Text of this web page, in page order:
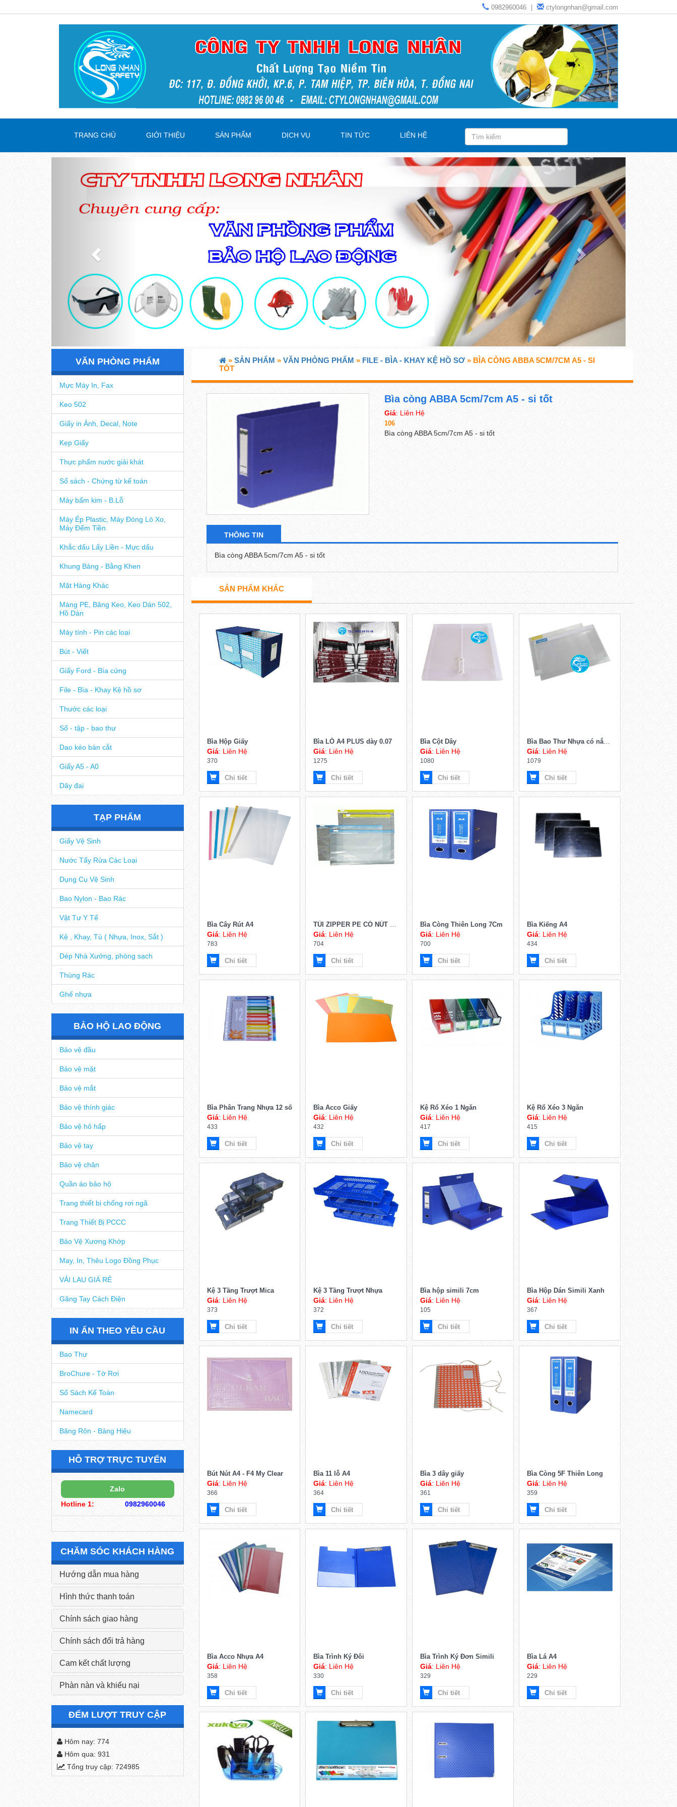
0982960046 ctylongnhan@gmail.com
TRANG CHỦ GIỚI THIỆU SẢN PHẨM DỊCH VỤ TIN TỨC LIÊN HỆ
VĂN PHÒNG PHẨM
Mực Máy In, Fax
Keo 502
Giấy in Ảnh, Decal, Note
Kẹp Giấy
Thực phẩm nước giải khát
Sổ sách - Chứng từ kế toán
Máy bấm kim - B.Lỗ
Máy Ép Plastic, Máy Đóng Lò Xo,
Máy Đếm Tiền
Khắc dấu Lấy Liền - Mực dấu
Khung Bảng - Bằng Khen
Mặt Hàng Khác
Màng PE, Băng Keo, Keo Dán 502,
Hồ Dán
Máy tính - Pin các loại
Bút - Viết
Giấy Ford - Bìa cứng
File - Bìa - Khay Kệ hồ sơ
Thước các loại
Sổ - tập - bao thư
Dao kéo bàn cắt
Giấy A5 - A0
TẠP PHẨM
Giấy Vệ Sinh
Nước Tẩy Rửa Các Loại
Dụng Cụ Vệ Sinh
Bao Nylon - Bao Rác
Vật Tư Y Tế
Kệ , Khay, Tủ ( Nhựa, Inox, Sắt )
Dép Nhà Xưởng, phòng sạch
Thùng Rác
BẢO HỘ LAO ĐỘNG
Bảo vệ đầu
Bảo vệ mặt
Bảo vệ mắt
Bảo vệ thính giác
Bảo vệ hô hấp
Bảo vệ tay
Bảo vệ chân
Quần áo bảo hộ
Trang thiết bị chống rơi ngã
Trang Thiết Bị PCCC
Bảo Vệ Xương Khớp
May, In, Thêu Logo Đồng Phục
VẢI LAU GIÁ RẺ
IN ẤN THEO YÊU CẦU
Bao Thư
BroChure - Tờ Rơi
Sổ Sách Kế Toán
Namecard
HỖ TRỢ TRỰC TUYẾN
Zalo
Hotline 1:
0982960046
CHĂM SÓC KHÁCH HÀNG
Hướng dẫn mua hàng
Hình thức thanh toán
Chính sách giao hàng
Chính sách đổi trả hàng
Cam kết chất lượng
Phàn nàn và khiếu nại
ĐẾM LƯỢT TRUY CẬP
Hôm nay: 774
Hôm qua: 931
Tổng truy cập: 724985
»
TỐT
Bìa còng ABBA 5cm/7cm A5 - si tốt
Giá
106
SẢN PHẨM KHÁC
Bìa Hộp Giấy
Giá
370
Chi tiết
Bìa LỖ A4 PLUS dày 0.07
Giá: Liên Hệ
1275
Chi tiết
Bìa Cột Dây
Giá: Liên Hệ
1080
Chi tiết
Giá: Liên Hệ
1079
Chi tiết
Bìa Cây Rút A4
Giá
783
Chi tiết
Giá
704
Chi tiết
Bìa Còng Thiên Long 7Cm
Giá
700
Chi tiết
Bìa Kiếng A4
Giá
434
Chi tiết
Bìa Phân Trang Nhựa 12 số
Giá
433
Chi tiết
Bìa Acco Giấy
Giá
432
Chi tiết
Kệ Rổ Xéo 1 Ngăn
Giá
417
Chi tiết
Kệ Rổ Xéo 3 Ngăn
Giá
415
Chi tiết
Kệ 3 Tầng Trượt Mica
Giá
373
Chi tiết
Kệ 3 Tầng Trượt Nhựa
Giá
372
Chi tiết
Bìa hộp simili 7cm
Giá
105
Chi tiết
Bìa Hộp Dán Simili Xanh
Giá
367
Chi tiết
Bút Nút A4 - F4 My Clear
Giá
366
Chi tiết
Bìa 11 lỗ A4
Giá
364
Chi tiết
Bìa 3 dây giấy
Giá
361
Chi tiết
Bìa Còng 5F Thiên Long
Giá
359
Chi tiết
Bìa Acco Nhựa A4
Giá
358
Chi tiết
Bìa Trình Ký Đôi
Giá
330
Chi tiết
Bìa Trình Ký Đơn Simili
Giá
329
Chi tiết
Bìa Lá A4
Giá
229
Chi tiết